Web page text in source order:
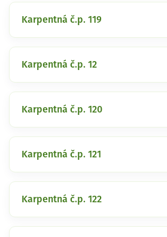
Karpentná č.p. 119
Karpentná č.p. 12
Karpentná č.p. 120
Karpentná č.p. 121
Karpentná č.p. 122